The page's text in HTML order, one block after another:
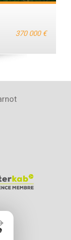
370 000 €